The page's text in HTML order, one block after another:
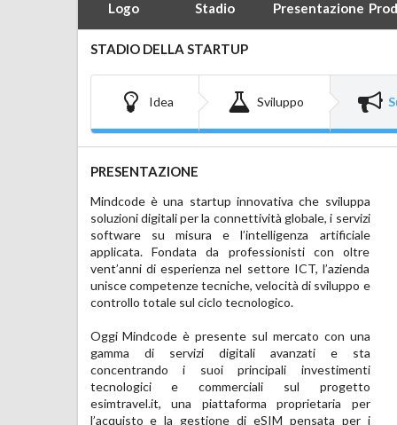
Logo Stadio Presentazione
STADIO DELLA STARTUP
Idea Sviluppo
PRESENTAZIONE
Mindcode è una startup innovativa che sviluppa
soluzioni digitali per la connettività globale, i servizi
software su misura e l’intelligenza artificiale
applicata. Fondata da professionisti con oltre
vent’anni di esperienza nel settore ICT, l’azienda
unisce competenze tecniche, velocità di sviluppo e
controllo totale sul ciclo tecnologico.
Oggi Mindcode è presente sul mercato con una
gamma di servizi digitali avanzati e sta
concentrando i suoi principali investimenti
tecnologici e commerciali sul progetto
esimtravel.it, una piattaforma proprietaria per
l’acquisto e la gestione di eSIM pensata per i
partnership e strumenti per la distribuzione
multicanale.
È attualmente in fase di sviluppo una seconda
piattaforma dedicata al mercato B2B delle eSIM,
ancora poco presidiato dai competitor, con
l’obiettivo di fornire agli operatori strumenti
del provisioning.
Accanto a questo, la società lavora a un ERP
interno modulare destinato a provider digitali e a
progetti di ricerca avanzata sull’intelligenza
artificiale, con focus su privacy, modelli distribuiti,